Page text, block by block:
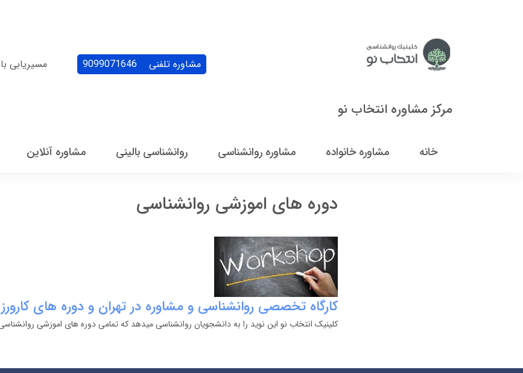
مرکز مشاوره انتخاب نو
مشاوره تلفنی 9099071646 مسیریابی
خانه مشاوره خانواده مشاوره روانشناسی روانشناسی بالینی مشاوره آنلاین
دوره های اموزشی روانشناسی
کارگاه تخصصی روانشناسی و مشاوره در تهران و دوره های
کلینیک انتخاب نو این نوید را به دانشجویان روانشناسی میدهد که تمامی دوره های اموزشی